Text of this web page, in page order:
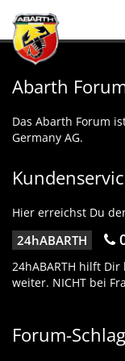
Abarth
Das Abarth Forum
Germany AG.
Hier erreichst Du
24hABARTH
24hABARTH hilft
weiter. NICHT bei
Forum-